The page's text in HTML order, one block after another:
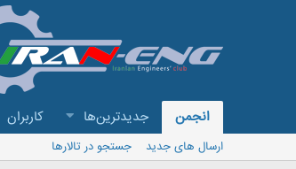
انجمن جدیدترین‌ها کاربران
ارسال های جدید
جستجو در تالارها